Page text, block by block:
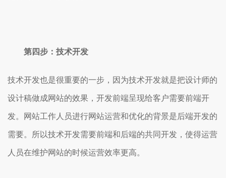
第四步：技术开发
技术开发也是很重要的一步，因为技术开发就是把设计师的
设计稿做成网站的效果，开发前端呈现给客户需要前端开
发。网站工作人员进行网站运营和优化的背景是后端开发的
需要。所以技术开发需要前端和后端的共同开发，使得运营
人员在维护网站的时候运营效率更高。